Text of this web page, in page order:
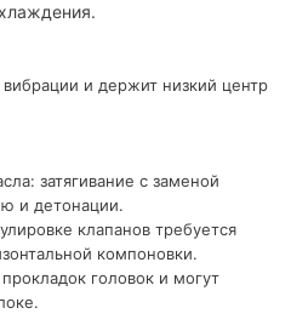
и держит низкий центр
затягивание с заменой
и детонации.
клапанов требуется
компоновки.
головок и могут